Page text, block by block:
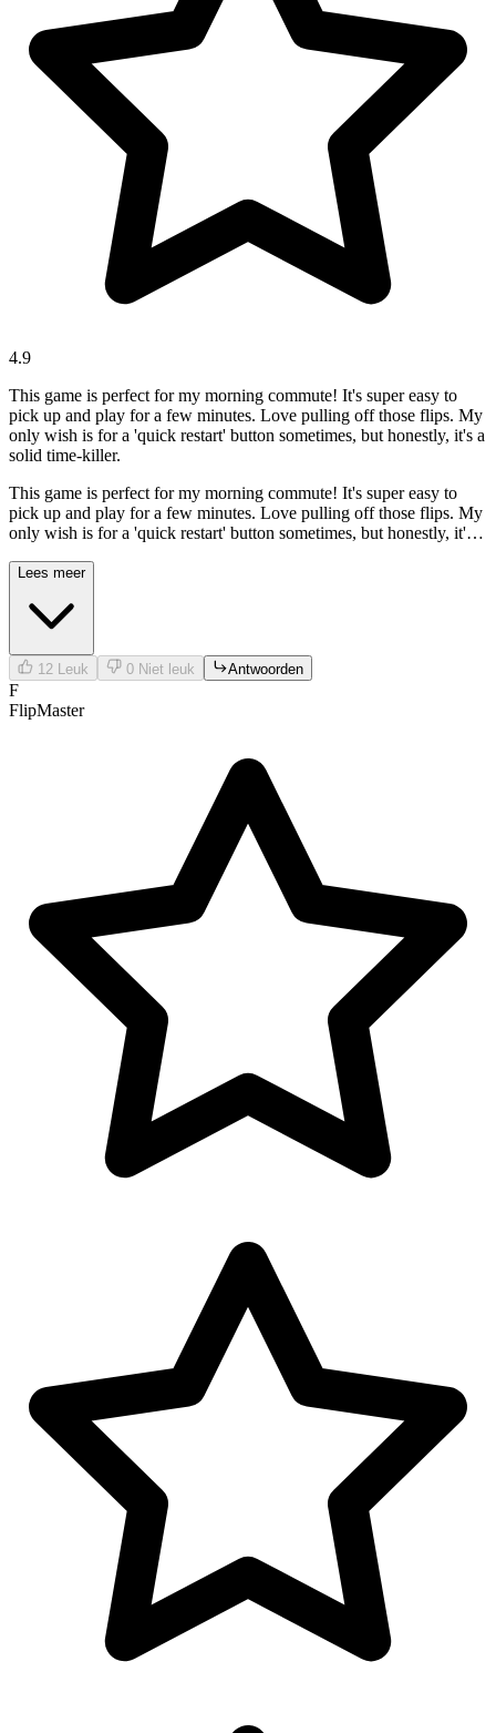
4.9
This game is perfect for my morning commute! It's super easy to
pick up and play for a few minutes. Love pulling off those flips. My
only wish is for a 'quick restart' button sometimes, but honestly, it's a
solid time-killer.
This game is perfect for my morning commute! It's super easy to
pick up and play for a few minutes. Love pulling off those flips. My
only wish is for a 'quick restart' button sometimes, but honestly, it's a
Lees meer
12 Leuk 0 Niet leuk Antwoorden
F
FlipMaster